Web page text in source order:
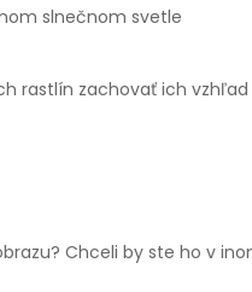
slnečnom svetle
rastlín zachovať ich
Chceli by ste ho v